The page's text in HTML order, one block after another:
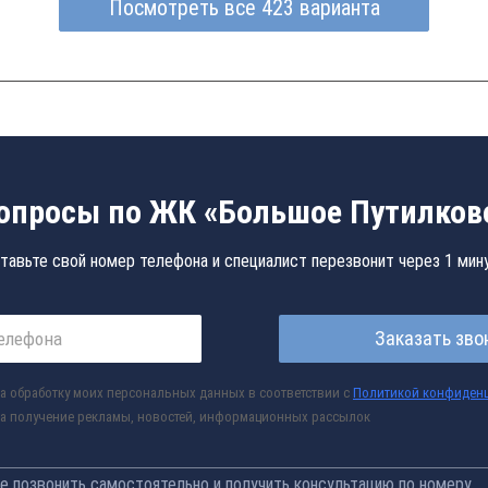
Посмотреть все 423 варианта
по ЖК «Большое
свой номер телефона и специалист перезвонит через 1
Заказать
обработку моих персональных данных в соответствии с Политикой
получение рекламы, новостей, информационных рассылок